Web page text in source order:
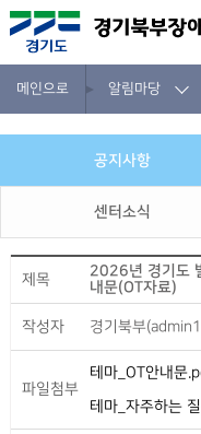
메인으로 알림마당
공지사항
센터소식
제목
2026년 경기도
내문(OT자료)
작성자 경기북부
파일첨부
테마_OT안내문
테마_자주하는